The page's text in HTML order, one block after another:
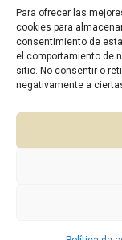
Para ofrecer las
cookies para
consentimiento de
el comportamiento de
sitio. No consentir o
negativamente a
Nutrición y
Psicología ,
En estos
trabajando
de urgencias
pacientes y